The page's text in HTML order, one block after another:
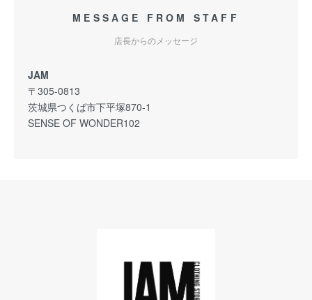
MESSAGE FROM STAFF
店長からのメッセージ
JAM
〒305-0813
茨城県つくば市下平塚870-1
SENSE OF WONDER102